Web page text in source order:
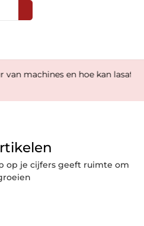
kan lasafzuiging hierbij
op je cijfers geeft ruimte om